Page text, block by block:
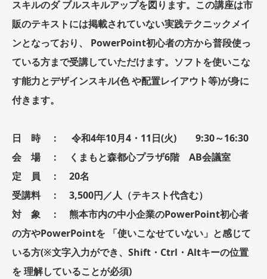
スキルのダ ブルスキルアップを図ります。この講座は市
販のテキストには掲載されていない実践テクニックメイ
ンとなっており、 PowerPoint初心者の方から普段使っ
ている方まで受講していただけます。ソフトを使いこな
す能力とデザインスキル(色 や配置レイアウト等)が身に
付きます。
日 時 ： 令和4年10月4・11日(火) 9:30～16:30
会 場 ： くまもと森都心プラザ6階 AB会議室
定 員 ： 20名
受講料 ： 3,500円／人（テキスト代含む）
対 象 ： 熊本市内の中小企業のPowerPoint初心者
の方やPowerPointを 「使いこなせていない」と感じて
いる方(※文字入力ができ、Shift・Ctrl・Altキーの位置
を 理解していることが必須)